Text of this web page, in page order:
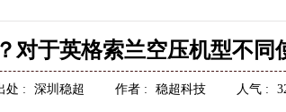
对于英格索兰空压机型不同
处 : 深圳稳超 作者 : 稳超科技 人气 :